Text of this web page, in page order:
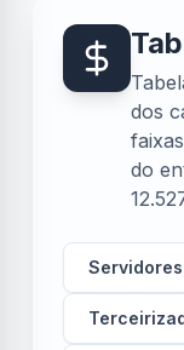
dos
do